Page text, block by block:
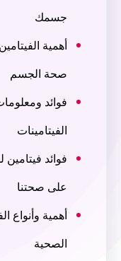
جسمك
صحة الجسم
فوائد
الفيتامينات
فوائد فيتامين
على صحتنا
أهمية وأنواع
الصحية